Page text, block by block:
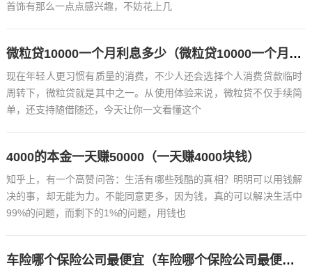
首饰有那么一点点感兴趣，不妨花上几
微粒贷10000一个月利息多少（微粒贷10000一个月利息多少钱）
现在年轻人更习惯有质量的消费，不少人还会选择个人消费贷款临时
周转下，微粒贷就是其中之一。从使用体验来说，微粒贷不仅手续简
单，还支持随借随还，今天让你一文看懂这个
4000的本金一天赚50000（一天赚4000块钱）
知乎上，有一个高赞问答：生活有哪些残酷的真相？明明可以用钱解
决的事，却无能为力。不能同意更多，因为钱，真的可以解决生活中
99%的问题，而剩下的1%的问题，用钱也
车险哪个保险公司最便宜（车险哪个保险公司最便宜的）